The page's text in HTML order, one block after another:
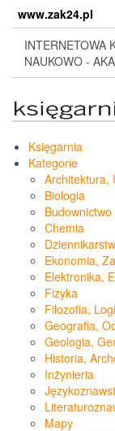
content
www.zak24.pl
INTERNETOWA
NAUKOWO -
Księgarnia
Kategorie
Architektura,
Biologia
Budownictwo
Chemia
Ekonomia,
Elektronika,
Fizyka
Filozofia,
Geografia,
Geologia,
Historia,
Inżynieria
Mapy